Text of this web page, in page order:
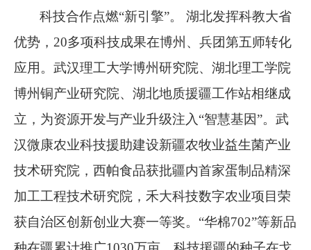
科技合作点燃“新引擎”。 湖北发挥科教大省
优势， 20多项科技成果在博州、兵团第五师转化
应用。武汉理工大学博州研究院、湖北理工学院
博州铜产业研究院、湖北地质援疆工作站相继成
立，为资源开发与产业升级注入 “智慧基因”。武
汉微康农业科技援助建设新疆农牧业益生菌产业
技术研究院，西帕食品获批疆内首家蛋制品精深
加工工程技术研究院，禾大科技数字农业项目荣
获自治区创新创业大赛一等奖。 “华棉702”等新品